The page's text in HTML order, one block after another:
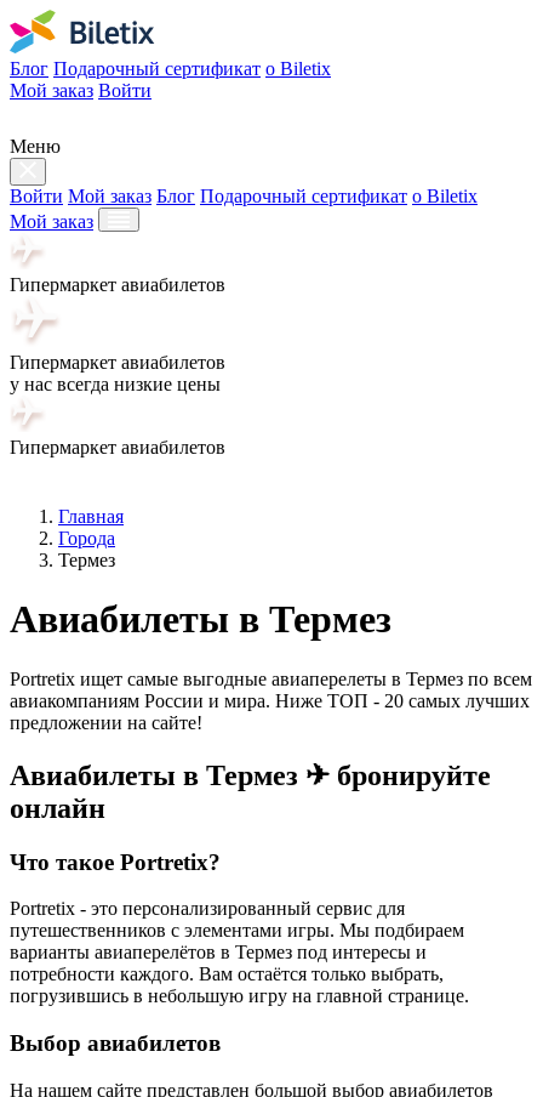
Блог Подарочный сертификат о Biletix
Мой заказ Войти
Меню
Войти Мой заказ Блог Подарочный сертификат о Biletix
Мой заказ
Гипермаркет авиабилетов
Гипермаркет авиабилетов
у нас всегда низкие цены
Гипермаркет авиабилетов
Главная
Города
Термез
Авиабилеты в Термез
Portretix ищет самые выгодные авиаперелеты в Термез по всем
авиакомпаниям России и мира. Ниже ТОП - 20 самых лучших
предложении на сайте!
Авиабилеты в Термез ✈ бронируйте
онлайн
Что такое Portretix?
Portretix - это персонализированный сервис для
путешественников с элементами игры. Мы подбираем
варианты авиаперелётов в Термез под интересы и
потребности каждого. Вам остаётся только выбрать,
погрузившись в небольшую игру на главной странице.
Выбор авиабилетов
На нашем сайте представлен большой выбор авиабилетов